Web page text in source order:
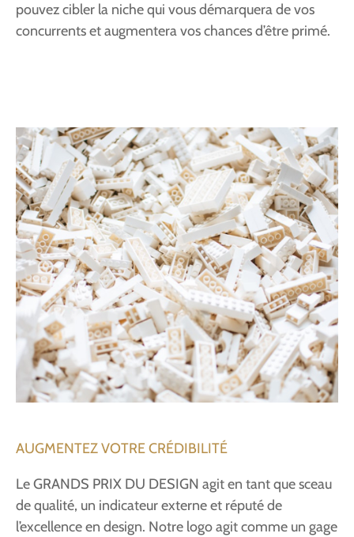
pouvez cibler la niche qui vous démarquera de vos
concurrents et augmentera vos chances d’être primé.
AUGMENTEZ VOTRE CRÉDIBILITÉ
Le GRANDS PRIX DU DESIGN agit en tant que sceau
de qualité, un indicateur externe et réputé de
l’excellence en design. Notre logo agit comme un gage